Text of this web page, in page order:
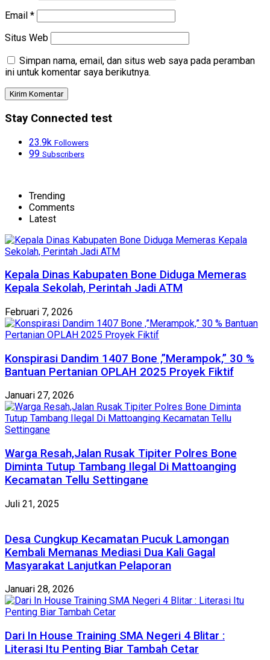
Email *
Situs Web
Simpan nama, email, dan situs web saya pada peramban
ini untuk komentar saya berikutnya.
Stay Connected test
23.9k Followers
99 Subscribers
Trending
Comments
Latest
Kepala Dinas Kabupaten Bone Diduga Memeras
Kepala Sekolah, Perintah Jadi ATM
Februari 7, 2026
Konspirasi Dandim 1407 Bone ,”Merampok,” 30 %
Bantuan Pertanian OPLAH 2025 Proyek Fiktif
Januari 27, 2026
Warga Resah,Jalan Rusak Tipiter Polres Bone
Diminta Tutup Tambang Ilegal Di Mattoanging
Kecamatan Tellu Settingane
Juli 21, 2025
Desa Cungkup Kecamatan Pucuk Lamongan
Kembali Memanas Mediasi Dua Kali Gagal
Masyarakat Lanjutkan Pelaporan
Januari 28, 2026
Dari In House Training SMA Negeri 4 Blitar :
Literasi Itu Penting Biar Tambah Cetar